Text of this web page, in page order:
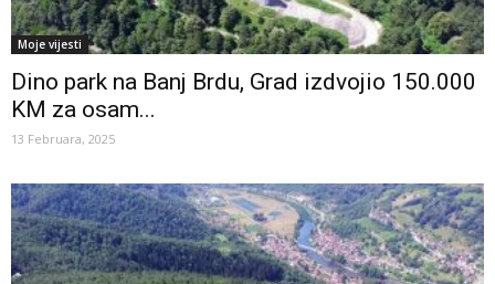
Moje vijesti
Dino park na Banj Brdu, Grad izdvojio 150.000
KM za osam...
13 Februara, 2025